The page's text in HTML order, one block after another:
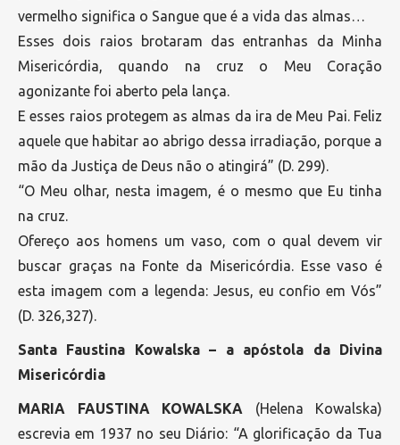
vermelho significa o Sangue que é a vida das almas…
Esses dois raios brotaram das entranhas da Minha
Misericórdia, quando na cruz o Meu Coração
agonizante foi aberto pela lança.
E esses raios protegem as almas da ira de Meu Pai. Feliz
aquele que habitar ao abrigo dessa irradiação, porque a
mão da Justiça de Deus não o atingirá” (D. 299).
“O Meu olhar, nesta imagem, é o mesmo que Eu tinha
na cruz.
Ofereço aos homens um vaso, com o qual devem vir
buscar graças na Fonte da Misericórdia. Esse vaso é
esta imagem com a legenda: Jesus, eu confio em Vós”
(D. 326,327).
Santa Faustina Kowalska – a apóstola da Divina
Misericórdia
MARIA FAUSTINA KOWALSKA (Helena Kowalska)
escrevia em 1937 no seu Diário: “A glorificação da Tua